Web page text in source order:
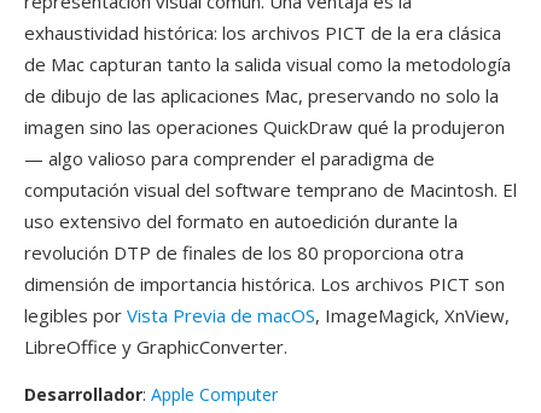
exhaustividad histórica: los archivos PICT de la era clásica
de Mac capturan tanto la salida visual como la metodología
de dibujo de las aplicaciones Mac, preservando no solo la
imagen sino las operaciones QuickDraw qué la produjeron
— algo valioso para comprender el paradigma de
computación visual del software temprano de Macintosh. El
uso extensivo del formato en autoedición durante la
revolución DTP de finales de los 80 proporciona otra
dimensión de importancia histórica. Los archivos PICT son
legibles por Vista Previa de macOS, ImageMagick, XnView,
LibreOffice y GraphicConverter.
Desarrollador: Apple Computer